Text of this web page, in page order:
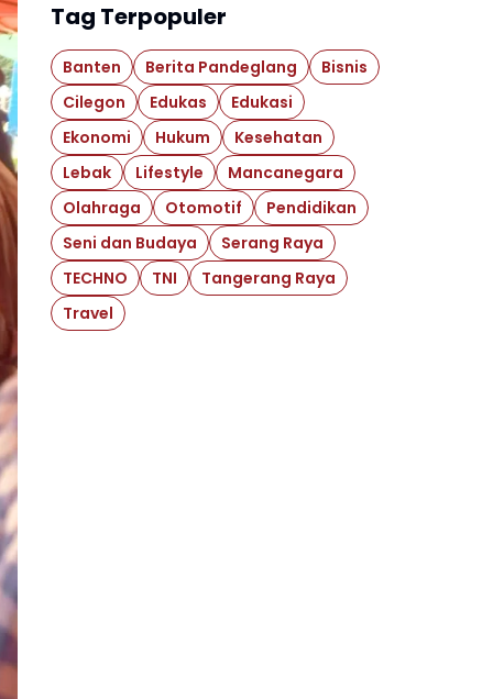
Tag Terpopuler
Banten Berita Pandeglang
Bisnis
Cilegon
Edukas
Edukasi
Ekonomi
Hukum
Kesehatan
Lebak
Lifestyle
Mancanegara
Olahraga
Otomotif
Pendidikan
Seni dan Budaya
Serang Raya
TECHNO
TNI
Tangerang Raya
Travel